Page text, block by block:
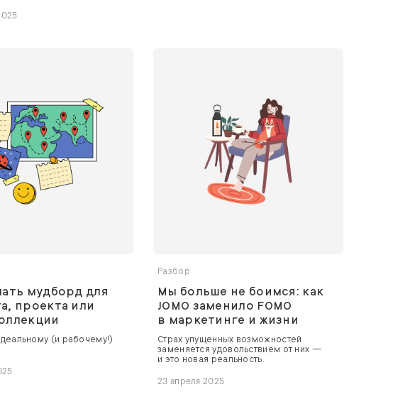
мудборд для
проекта или
(и рабочему!)
Разбор
Мы больше не боимся: как
JOMO заменило FOMO
в маркетинге и жизни
Страх упущенных возможностей
заменяется удовольствием от них —
и это новая реальность.
23 апреля 2025